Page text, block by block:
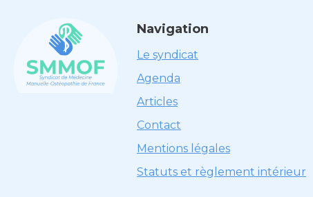
Navigation
Le syndicat
Agenda
Articles
Contact
Mentions légales
Statuts et règlement intérieur